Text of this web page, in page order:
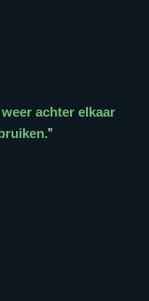
achter elkaar
”